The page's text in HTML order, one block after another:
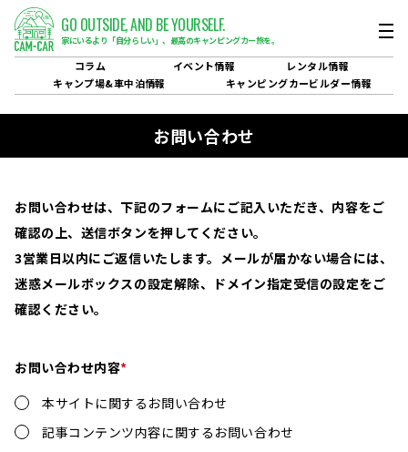
GO OUTSIDE,AND BE YOURSELF.
家にいるより「自分らしい」、 最高のキャンピングカー旅を。
コラム イベント情報 レンタル情報
キャンプ場&車中泊情報 キャンピングカービルダー情報
お問い合わせ
お問い合わせは、下記のフォームにご記入いただき、内容をご
確認の上、送信ボタンを押してください。
3営業日以内にご返信いたします。メールが届かない場合には、
迷惑メールボックスの設定解除、ドメイン指定受信の設定をご
確認ください。
お問い合わせ内容
本サイトに関するお問い合わせ
記事コンテンツ内容に関するお問い合わせ